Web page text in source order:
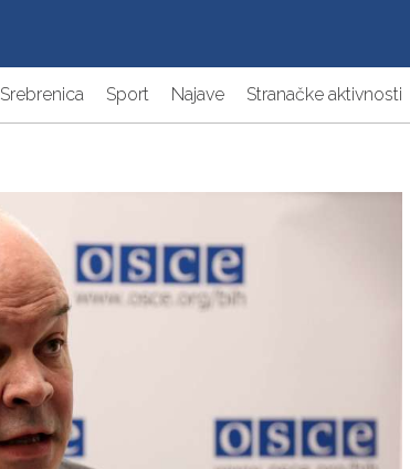
Srebrenica Sport Najave Stranačke aktivnosti